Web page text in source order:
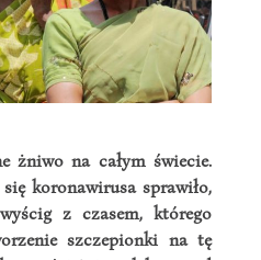
żniwo na całym świecie.
koronawirusa sprawiło,
z czasem, którego
szczepionki na tę